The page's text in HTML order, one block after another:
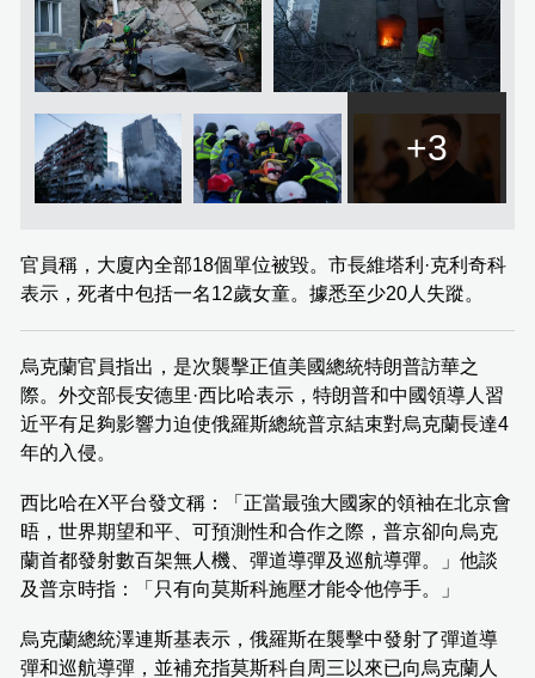
+3
官員稱，大廈內全部18個單位被毀。市長維塔利·克利奇科
表示，死者中包括一名12歲女童。據悉至少20人失蹤。
烏克蘭官員指出，是次襲擊正值美國總統特朗普訪華之
際。外交部長安德里·西比哈表示，特朗普和中國領導人習
近平有足夠影響力迫使俄羅斯總統普京結束對烏克蘭長達4
年的入侵。
西比哈在X平台發文稱：「正當最強大國家的領袖在北京會
晤，世界期望和平、可預測性和合作之際，普京卻向烏克
蘭首都發射數百架無人機、彈道導彈及巡航導彈。」他談
及普京時指：「只有向莫斯科施壓才能令他停手。」
烏克蘭總統澤連斯基表示，俄羅斯在襲擊中發射了彈道導
彈和巡航導彈，並補充指莫斯科自周三以來已向烏克蘭人